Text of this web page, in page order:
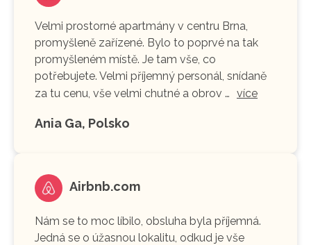
Velmi prostorné apartmány v centru Brna,
promyšleně zařízené. Bylo to poprvé na tak
promyšleném místě. Je tam vše, co
potřebujete. Velmi příjemný personál, snídaně
za tu cenu, vše velmi chutné a obrov … více
Ania Ga, Polsko
Airbnb.com
Nám se to moc líbilo, obsluha byla příjemná.
Jedná se o úžasnou lokalitu, odkud je vše